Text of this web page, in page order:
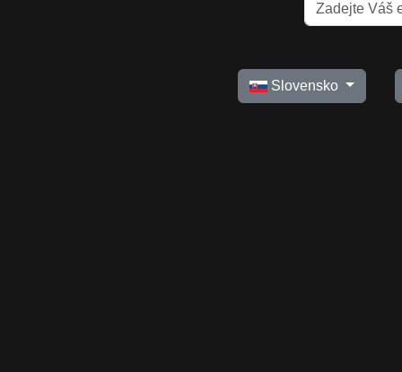
Slovensko